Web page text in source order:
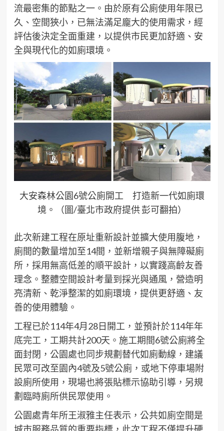
流最密集的節點之一。由於原有公廁使用年限已
久、空間狹小，已無法滿足龐大的使用需求，經
評估後決定全面重建，以提供市民更加舒適、安
全與現代化的如廁環境。
大安森林公園6號公廁開工 打造新一代如廁環
境。（圖/臺北市政府提供 彭可翻拍）
此次新建工程在原址重新設計並擴大使用腹地，
廁間的數量增加至14間，並新增親子與無障礙廁
所，採用無高低差的順平設計，以實踐高齡友善
理念。整體空間設計考量到採光與通風，營造明
亮清新、乾淨整潔的如廁環境，提供更舒適、友
善的使用體驗。
工程已於114年4月28日開工，並預計於114年年
底完工，工期共計200天。施工期間6號公廁將全
面封閉，公園處也同步規劃替代如廁動線，建議
民眾可改至園內4號及5號公廁，或地下停車場附
設廁所使用，現場也將張貼標示協助引導，另規
劃臨時廁所供民眾使用。
公園處青年所王淑雅主任表示，公共如廁空間是